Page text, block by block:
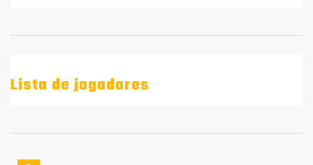
Lista de jogadores